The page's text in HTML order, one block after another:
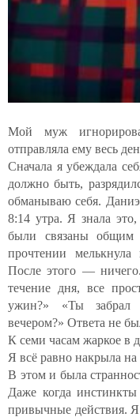
Мой муж
отправляла ему весь
Сначала я убеждала
должно быть,
обманываю себя.
8:14 утра. Я знала
были связаны общим
прочтении
После этого —
течение дня, все
ужин?» «Ты забрал
вечером?» Ответа не
К семи часам жаркое в
Я всё равно накрыла на
В этом и была
Даже когда
привычные действия.